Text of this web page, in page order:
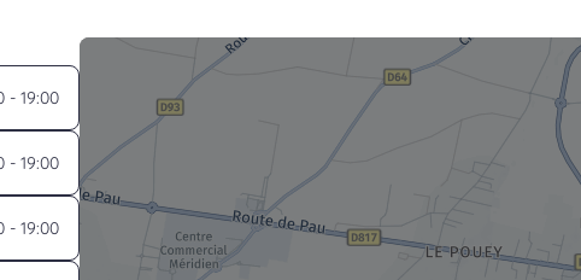
- 19:00
- 19:00
- 19:00